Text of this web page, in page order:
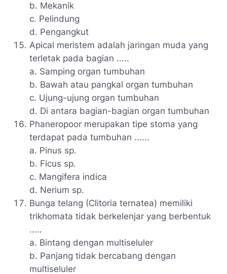
b. Mekanik
c. Pelindung
d. Pengangkut
Apical meristem adalah jaringan muda yang
terletak pada bagian .....
a. Samping organ tumbuhan
b. Bawah atau pangkal organ tumbuhan
c. Ujung-ujung organ tumbuhan
d. Di antara bagian-bagian organ tumbuhan
Phaneropoor merupakan tipe stoma yang
terdapat pada tumbuhan ......
a. Pinus sp.
b. Ficus sp.
c. Mangifera indica
d. Nerium sp.
Bunga telang (Clitoria ternatea) memiliki
trikhomata tidak berkelenjar yang berbentuk
.....
a. Bintang dengan multiseluler
b. Panjang tidak bercabang dengan
multiseluler